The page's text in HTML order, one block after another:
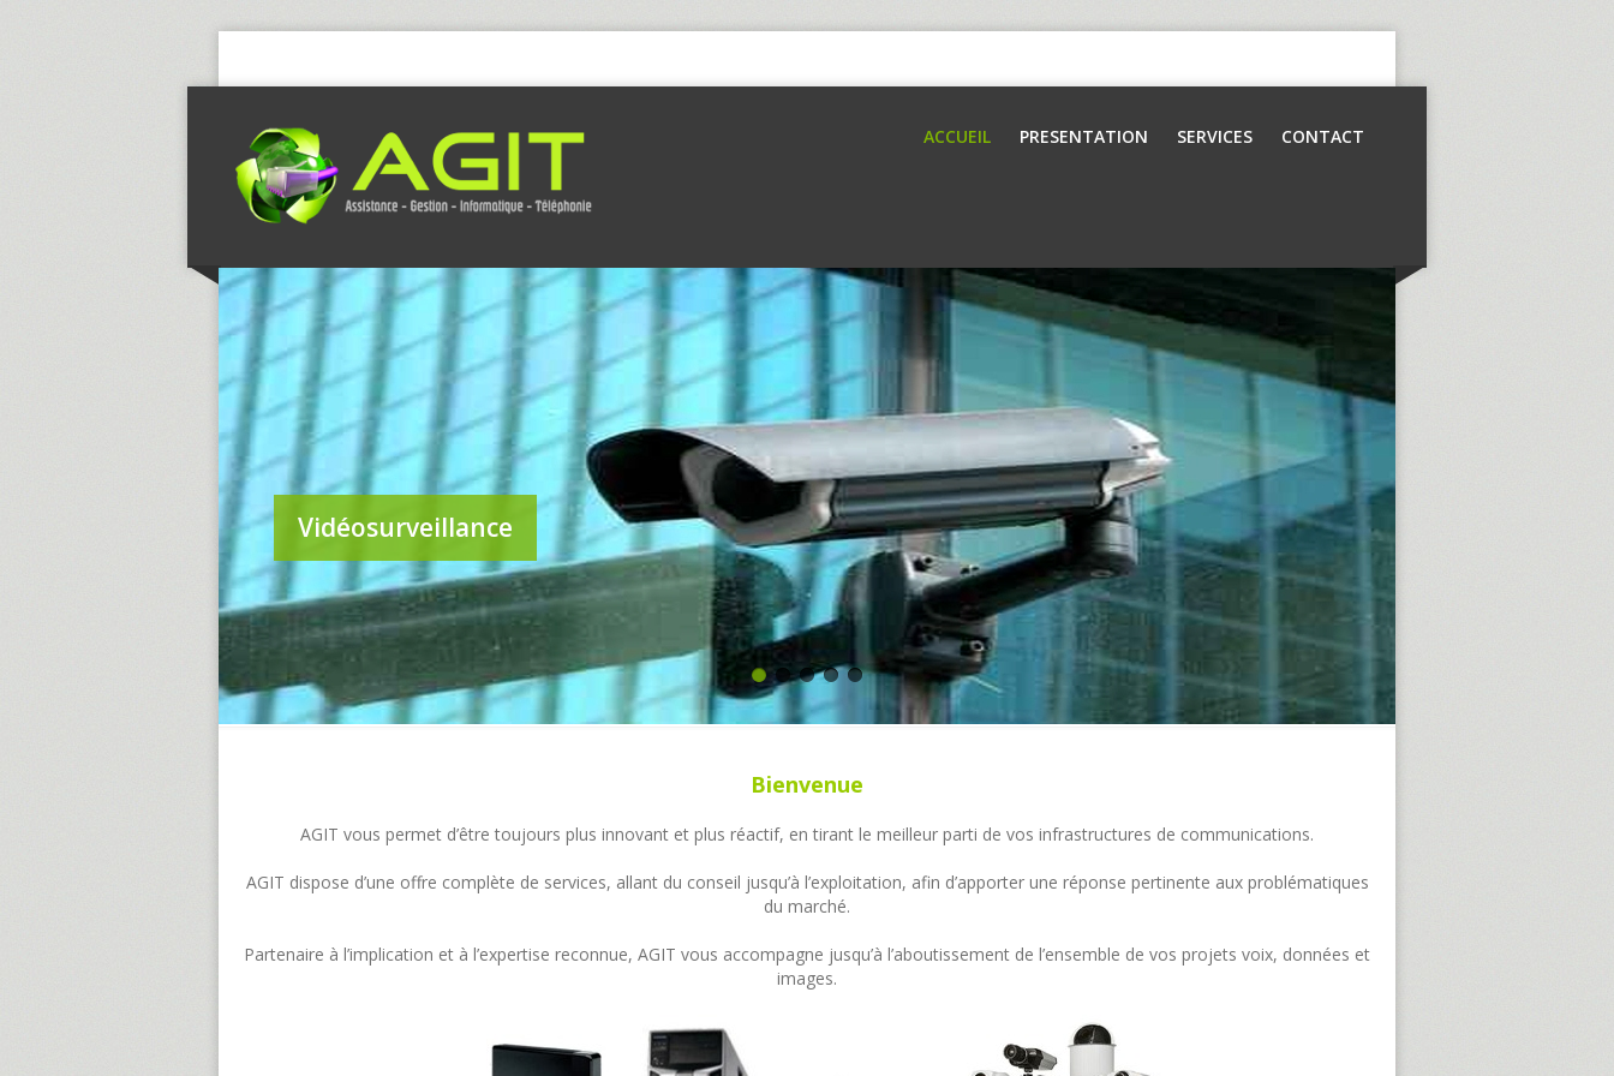
ACCUEIL PRESENTATION SERVICES CONTACT
Vidéosurveillance
Bienvenue
AGIT vous permet d’être toujours plus innovant et plus réactif, en tirant le meilleur parti de vos infrastructures de communications.
AGIT dispose d’une offre complète de services, allant du conseil jusqu’à l’exploitation, afin d’apporter une réponse pertinente aux problématiques
du marché.
Partenaire à l’implication et à l’expertise reconnue, AGIT vous accompagne jusqu’à l’aboutissement de l’ensemble de vos projets voix, données et
images.